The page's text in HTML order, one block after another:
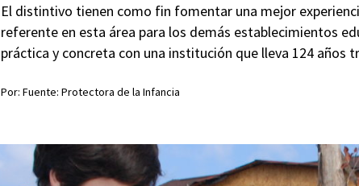
El distintivo tienen como fin fomentar una mejor
referente en esta área para los demás establecimientos
práctica y concreta con una institución que lleva 124 años
Por: Fuente: Protectora de la Infancia